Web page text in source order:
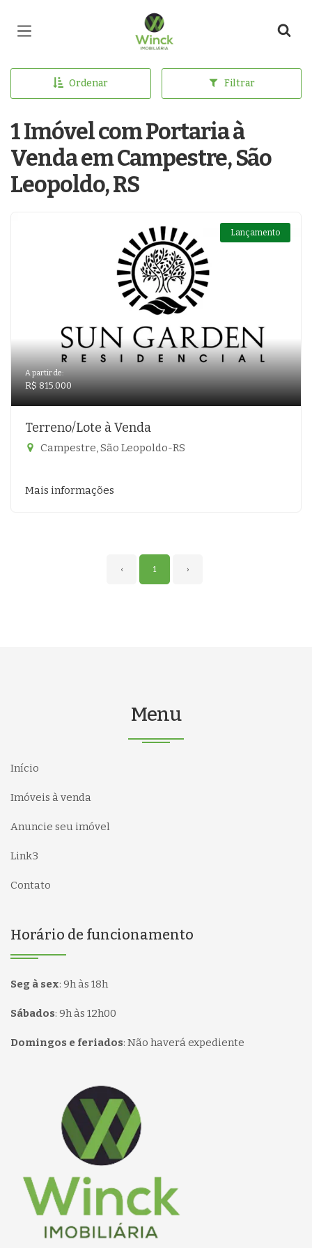
Página inicial
Ordenar Filtrar
1 Imóvel com Portaria à
Venda em Campestre, São
Leopoldo, RS
Lançamento
A partir de:
R$ 815.000
Terreno/Lote à Venda
Campestre, São Leopoldo-RS
Mais informações
‹ 1 ›
Menu
Início
Imóveis à venda
Anuncie seu imóvel
Link3
Contato
Horário de funcionamento
Seg à sex: 9h às 18h
Sábados: 9h às 12h00
Domingos e feriados: Não haverá expediente
Página inicial